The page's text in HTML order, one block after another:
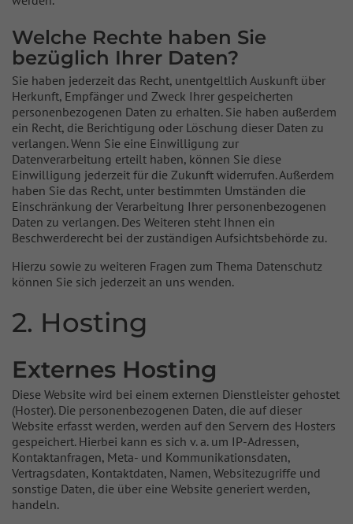
Welche Rechte haben Sie
bezüglich Ihrer Daten?
Sie haben jederzeit das Recht, unentgeltlich Auskunft über
Herkunft, Empfänger und Zweck Ihrer gespeicherten
personenbezogenen Daten zu erhalten. Sie haben außerdem
ein Recht, die Berichtigung oder Löschung dieser Daten zu
verlangen. Wenn Sie eine Einwilligung zur
Datenverarbeitung erteilt haben, können Sie diese
Einwilligung jederzeit für die Zukunft widerrufen. Außerdem
haben Sie das Recht, unter bestimmten Umständen die
Einschränkung der Verarbeitung Ihrer personenbezogenen
Daten zu verlangen. Des Weiteren steht Ihnen ein
Beschwerderecht bei der zuständigen Aufsichtsbehörde zu.
Hierzu sowie zu weiteren Fragen zum Thema Datenschutz
können Sie sich jederzeit an uns wenden.
2. Hosting
Externes Hosting
Diese Website wird bei einem externen Dienstleister gehostet
(Hoster). Die personenbezogenen Daten, die auf dieser
Website erfasst werden, werden auf den Servern des Hosters
gespeichert. Hierbei kann es sich v. a. um IP-Adressen,
Kontaktanfragen, Meta- und Kommunikationsdaten,
Vertragsdaten, Kontaktdaten, Namen, Websitezugriffe und
sonstige Daten, die über eine Website generiert werden,
handeln.